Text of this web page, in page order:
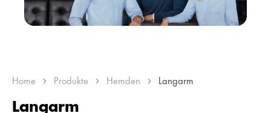
Home Produkte Hemden Langarm
Langarm